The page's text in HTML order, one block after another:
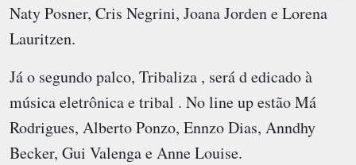
Naty Posner, Cris Negrini, Joana Jorden e Lorena
Lauritzen.
Já o segundo palco, Tribaliza , será d edicado à
música eletrônica e tribal . No line up estão Má
Rodrigues, Alberto Ponzo, Ennzo Dias, Anndhy
Becker, Gui Valenga e Anne Louise.